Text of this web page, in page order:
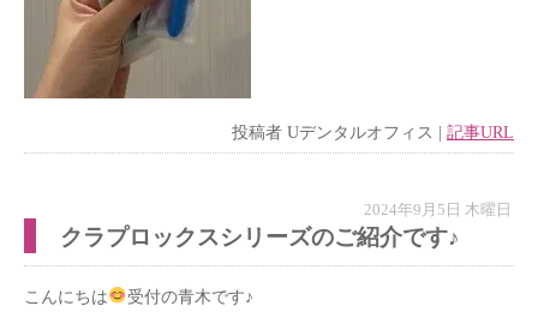
投稿者 Uデンタルオフィス | 記事URL
2024年9月5日 木曜日
クラプロックスシリーズのご紹介です♪
こんにちは 受付の青木です♪